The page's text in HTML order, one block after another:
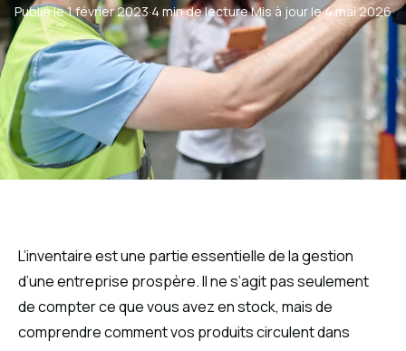
Publié le 1 février 2023·4 min de lecture·Mis à jour le 4 mai 2026
L’inventaire est une partie essentielle de la gestion
d’une entreprise prospère. Il ne s’agit pas seulement
de compter ce que vous avez en stock, mais de
comprendre comment vos produits circulent dans